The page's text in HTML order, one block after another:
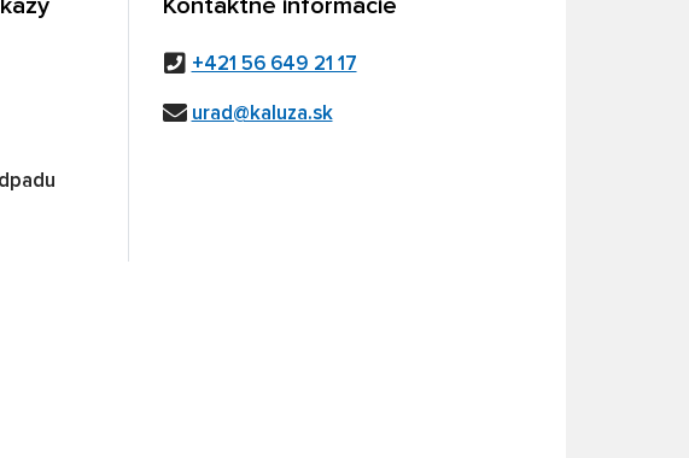
Kontaktné informácie
+421 56 649 21 17
urad@kaluza.sk